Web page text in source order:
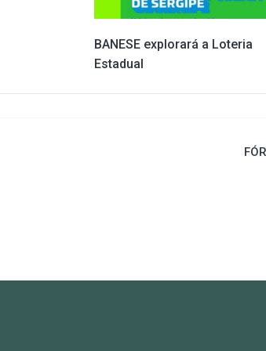
BANESE explorará a Loteria
Estadual